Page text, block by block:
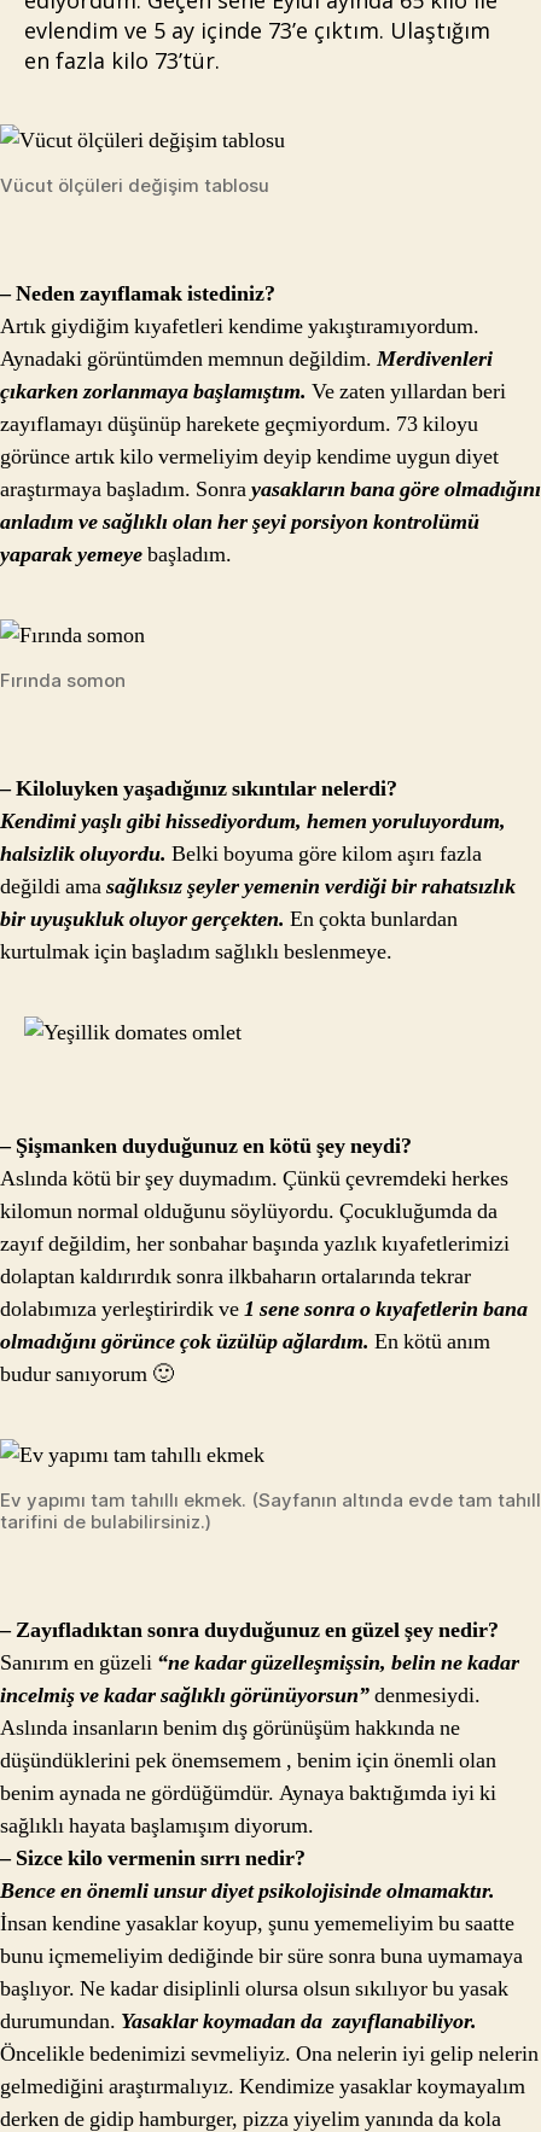
evlendim ve 5 ay içinde 73’e çıktım. Ulaştığım
en fazla kilo 73’tür.
Vücut ölçüleri değişim tablosu
– Neden zayıflamak istediniz?
Artık giydiğim kıyafetleri kendime yakıştıramıyordum.
Aynadaki görüntümden memnun değildim.Merdivenleri
çıkarken zorlanmaya başlamıştım. Ve zaten yıllardan beri
zayıflamayı düşünüp harekete geçmiyordum. 73 kiloyu
görünce artık kilo vermeliyim deyip kendime uygun diyet
araştırmaya başladım. Sonrayasakların bana göre olmadığını
anladım ve sağlıklı olan her şeyi porsiyon kontrolümü
yaparak yemeyebaşladım.
Fırında somon
– Kiloluyken yaşadığınız sıkıntılar nelerdi?
Kendimi yaşlı gibi hissediyordum, hemen yoruluyordum,
halsizlik oluyordu. Belki boyuma göre kilom aşırı fazla
değildi amasağlıksız şeyler yemenin verdiği bir rahatsızlık
bir uyuşukluk oluyor gerçekten. En çokta bunlardan
kurtulmak için başladım sağlıklı beslenmeye.
– Şişmanken duyduğunuz en kötü şey neydi?
Aslında kötü bir şey duymadım. Çünkü çevremdeki herkes
kilomun normal olduğunu söylüyordu. Çocukluğumda da
zayıf değildim, her sonbahar başında yazlık kıyafetlerimizi
dolaptan kaldırırdık sonra ilkbaharın ortalarında tekrar
dolabımıza yerleştirirdik ve1 sene sonra o kıyafetlerin bana
olmadığını görünce çok üzülüp ağlardım. En kötü anım
budur sanıyorum 🙂
Ev yapımı tam tahıllı ekmek. (Sayfanın altında evde tam
tarifini de bulabilirsiniz.)
– Zayıfladıktan sonra duyduğunuz en güzel şey nedir?
Sanırım en güzeli “ne kadar güzelleşmişsin, belin ne kadar
incelmiş ve kadar sağlıklı görünüyorsun”denmesiydi.
Aslında insanların benim dış görünüşüm hakkında ne
düşündüklerini pek önemsemem , benim için önemli olan
benim aynada ne gördüğümdür. Aynaya baktığımda iyi ki
sağlıklı hayata başlamışım diyorum.
– Sizce kilo vermenin sırrı nedir?
Bence en önemli unsur diyet psikolojisinde olmamaktır.
İnsan kendine yasaklar koyup, şunu yememeliyim bu saatte
bunu içmemeliyim dediğinde bir süre sonra buna uymamaya
başlıyor. Ne kadar disiplinli olursa olsun sıkılıyor bu yasak
durumundan. Yasaklar koymadan da zayıflanabiliyor.
Öncelikle bedenimizi sevmeliyiz. Ona nelerin iyi gelip nelerin
gelmediğini araştırmalıyız. Kendimize yasaklar koymayalım
derken de gidip hamburger, pizza yiyelim yanında da kola